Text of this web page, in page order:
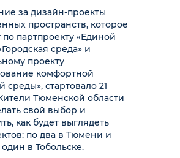
за дизайн-проекты
пространств, которое
по партпроекту «Единой
среда» и
проекту
комфортной
среды», стартовало 21
Тюменской области
свой выбор и
как будет выглядеть
по два в Тюмени и
в Тобольске.